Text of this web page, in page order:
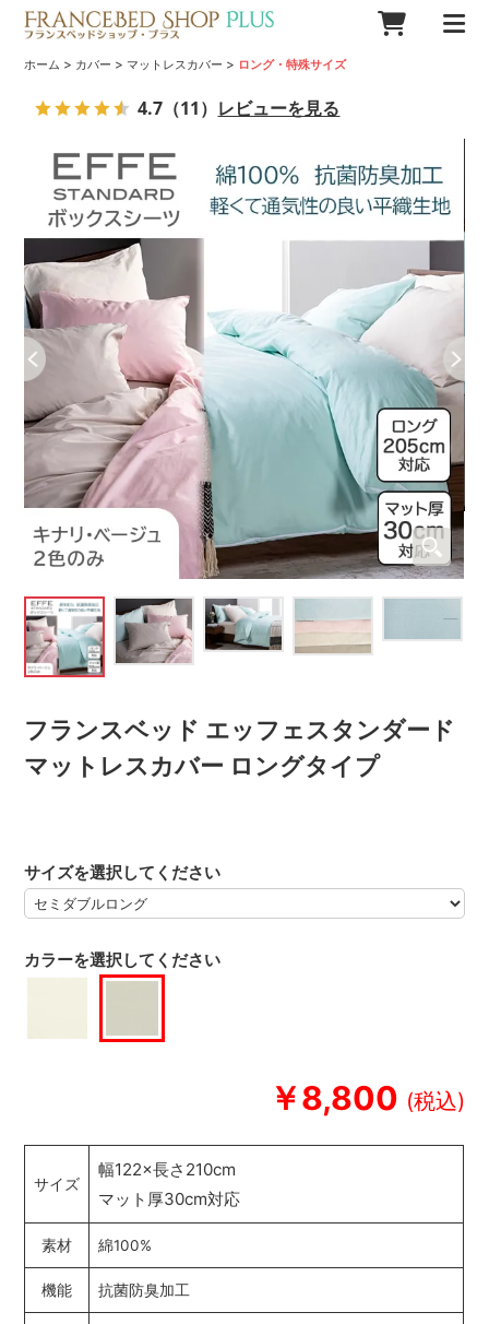
ホーム > カバー > マットレスカバー > ロング・特殊サイズ
フランスベッド エッフェスタンダード
マットレスカバー ロングタイプ
￥8,800
カラーを選択してください
サイズを選択してください
サイズ
幅122×長さ210cm
マット厚30cm対応
素材 綿100%
機能 抗菌防臭加工
4.7 （11） レビューを見る